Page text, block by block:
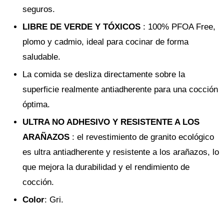
seguros.
LIBRE DE VERDE Y TÓXICOS : 100% PFOA Free,
plomo y cadmio, ideal para cocinar de forma
saludable.
La comida se desliza directamente sobre la
superficie realmente antiadherente para una cocción
óptima.
ULTRA NO ADHESIVO Y RESISTENTE A LOS
ARAÑAZOS : el revestimiento de granito ecológico
es ultra antiadherente y resistente a los arañazos, lo
que mejora la durabilidad y el rendimiento de
cocción.
Color: Gri.